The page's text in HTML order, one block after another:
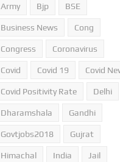
Army Bjp BSE
Business News Cong
Congress Coronavirus
Covid Covid 19 Covid
Covid Positivity Rate Delhi
Dharamshala Gandhi
Govtjobs2018 Gujrat
Himachal India Jail